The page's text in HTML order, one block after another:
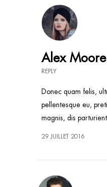
Alex Moore
REPLY
Donec quam felis,
pellentesque eu,
magnis, dis
29 JUILLET 2016